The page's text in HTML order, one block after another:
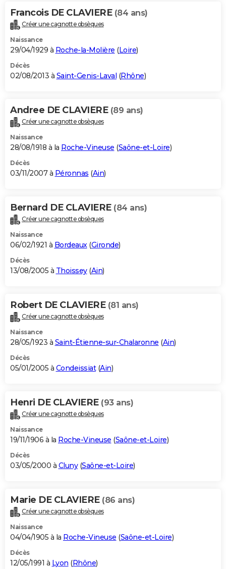
Francois DE CLAVIERE (84 ans)
Créer une cagnotte obsèques
Naissance
29/04/1929 à Roche-la-Molière (Loire)
Décès
02/08/2013 à Saint-Genis-Laval (Rhône)
Andree DE CLAVIERE (89 ans)
Créer une cagnotte obsèques
Naissance
28/08/1918 à la Roche-Vineuse (Saône-et-Loire)
Décès
03/11/2007 à Péronnas (Ain)
Bernard DE CLAVIERE (84 ans)
Créer une cagnotte obsèques
Naissance
06/02/1921 à Bordeaux(Gironde)
Décès
13/08/2005 à Thoissey(Ain)
Robert DE CLAVIERE (81 ans)
Créer une cagnotte obsèques
Naissance
28/05/1923 à Saint-Étienne-sur-Chalaronne (Ain)
Décès
05/01/2005 à Condeissiat(Ain)
Henri DE CLAVIERE (93 ans)
Créer une cagnotte obsèques
Naissance
19/11/1906 à la Roche-Vineuse (Saône-et-Loire)
Décès
03/05/2000 à Cluny(Saône-et-Loire)
Marie DE CLAVIERE (86 ans)
Créer une cagnotte obsèques
Naissance
04/04/1905 à la Roche-Vineuse (Saône-et-Loire)
Décès
12/05/1991 à Lyon (Rhône)